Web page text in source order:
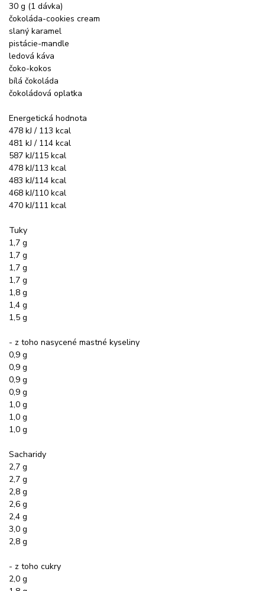
30 g (1 dávka)
čokoláda-cookies cream
slaný karamel
pistácie-mandle
ledová káva
čoko-kokos
bílá čokoláda
čokoládová oplatka
Energetická hodnota
478 kJ / 113 kcal
481 kJ / 114 kcal
587 kJ/115 kcal
478 kJ/113 kcal
483 kJ/114 kcal
468 kJ/110 kcal
470 kJ/111 kcal
Tuky
1,7 g
1,7 g
1,7 g
1,7 g
1,8 g
1,4 g
1,5 g
- z toho nasycené mastné kyseliny
0,9 g
0,9 g
0,9 g
0,9 g
1,0 g
1,0 g
1,0 g
Sacharidy
2,7 g
2,7 g
2,8 g
2,6 g
2,4 g
3,0 g
2,8 g
- z toho cukry
2,0 g